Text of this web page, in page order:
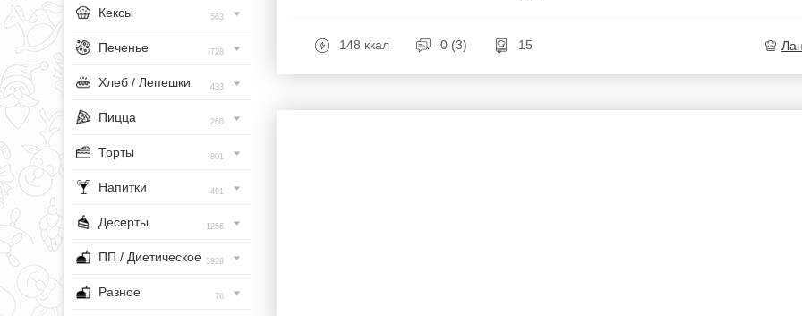
Кексы 563
Печенье 728
Хлеб / Лепешки 433
Пицца 260
Торты 801
Напитки 491
Десерты 1256
ПП / Диетическое 3929
Разное 76
148 ккал 0 (3) 15